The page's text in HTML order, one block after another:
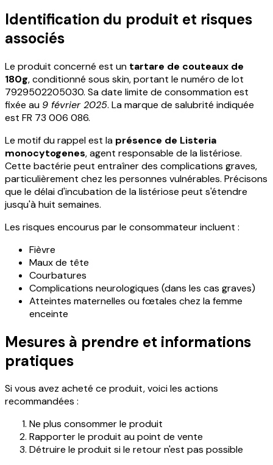
Identification du produit et risques
associés
Le produit concerné est un tartare de couteaux de
180g, conditionné sous skin, portant le numéro de lot
7929502205030. Sa date limite de consommation est
fixée au 9 février 2025. La marque de salubrité indiquée
est FR 73 006 086.
Le motif du rappel est la présence de Listeria
monocytogenes, agent responsable de la listériose.
Cette bactérie peut entraîner des complications graves,
particulièrement chez les personnes vulnérables. Précisons
que le délai d'incubation de la listériose peut s'étendre
jusqu'à huit semaines.
Les risques encourus par le consommateur incluent :
Fièvre
Maux de tête
Courbatures
Complications neurologiques (dans les cas graves)
Atteintes maternelles ou fœtales chez la femme
enceinte
Mesures à prendre et informations
pratiques
Si vous avez acheté ce produit, voici les actions
recommandées :
Ne plus consommer le produit
Rapporter le produit au point de vente
Détruire le produit si le retour n'est pas possible